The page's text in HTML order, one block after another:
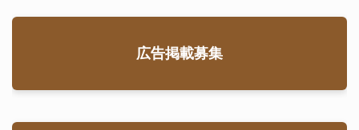
広告掲載募集